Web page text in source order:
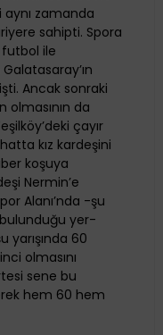
aynı zamanda
sahipti. Spora
futbol ile
Ancak sonraki
da
çayır
kız kardeşini
koşuya
Nermin’e
Alanı’nda -şu
bulunduğu yer-
yarışında 60
olmasını
sene bu
hem 60 hem